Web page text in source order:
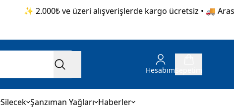
✨ 2.000₺ ve üzeri alışverişlerde kargo ücretsiz • 🚚 Aras
Hesabım
Silecek Şanzıman Yağları Haberler